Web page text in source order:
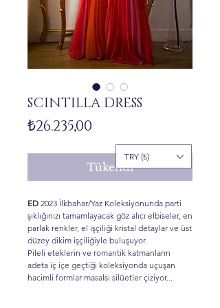
SCINTILLA DRESS
₺26.235,00
Tükendi
ED 2023 İlkbahar/Yaz Koleksiyonunda parti
şıklığınızı tamamlayacak göz alıcı elbiseler, en
parlak renkler, el işçiliği kristal detaylar ve üst
düzey dikim işçiliğiyle buluşuyor.
Pileli eteklerin ve romantik katmanların
adeta iç içe geçtiği koleksiyonda uçuşan
hacimli formlar masalsı silüetler çiziyor...
TRY (₺)